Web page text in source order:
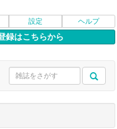
設定 ヘルプ
録はこちらから